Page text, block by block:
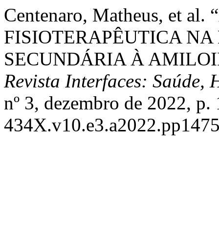
Centenaro, Matheus, et al.
FISIOTERAPÊUTICA
SECUNDÁRIA À
Revista Interfaces: Saúde,
nº 3, dezembro de 2022,